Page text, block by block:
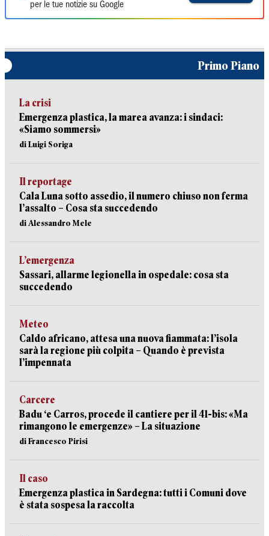
per le tue notizie su Google
Primo Piano
La crisi
Emergenza plastica, la marea avanza: i sindaci:
«Siamo sommersi»
di Luigi Soriga
Il reportage
Cala Luna sotto assedio, il numero chiuso non ferma
l’assalto – Cosa sta succedendo
di Alessandro Mele
L’emergenza
Sassari, allarme legionella in ospedale: cosa sta
succedendo
Meteo
Caldo africano, attesa una nuova fiammata: l’isola
sarà la regione più colpita – Quando è prevista
l’impennata
Carcere
Badu ‘e Carros, procede il cantiere per il 41-bis: «Ma
rimangono le emergenze» – La situazione
di Francesco Pirisi
Il caso
Emergenza plastica in Sardegna: tutti i Comuni dove
è stata sospesa la raccolta